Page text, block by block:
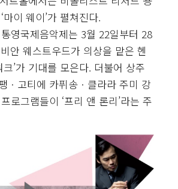
이 웨이’가 펼쳐진다.
영국제음악제는 3월 22일부터 28
안 웨스트우드가 의상을 맡은 헨
’가 기대를 모은다. 더불어 상주
ㆍ고티에 카퓌송ㆍ클라라 주미 강
로그램들이 ‘프리 앤 론리’라는 주